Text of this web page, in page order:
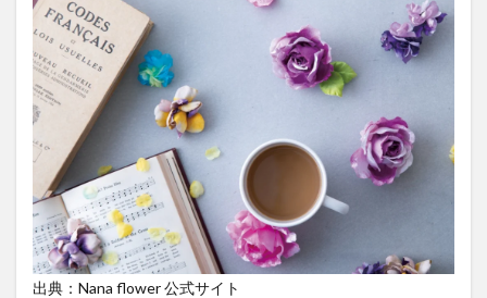
出典：Nana flower 公式サイト